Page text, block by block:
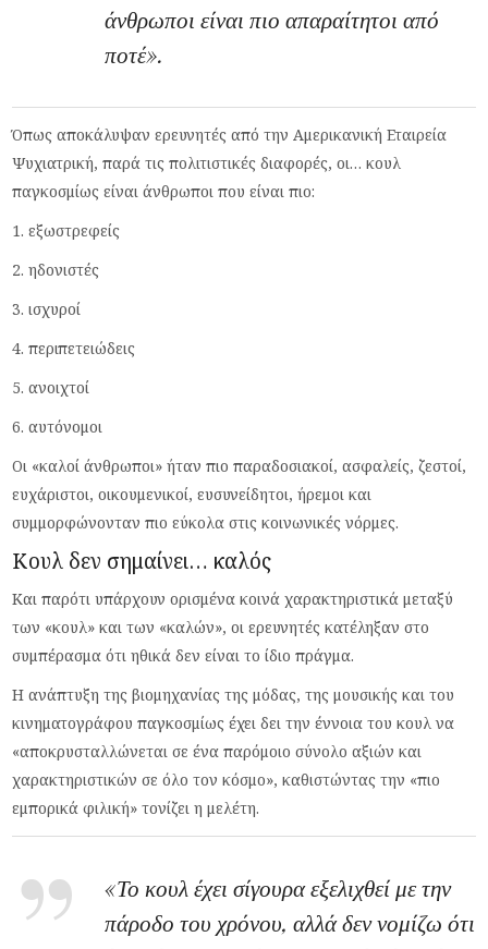
άνθρωποι είναι πιο απαραίτητοι από
ποτέ».
Όπως αποκάλυψαν ερευνητές από την Αμερικανική Εταιρεία
Ψυχιατρική, παρά τις πολιτιστικές διαφορές, οι… κουλ
παγκοσμίως είναι άνθρωποι που είναι πιο:
1. εξωστρεφείς
2. ηδονιστές
3. ισχυροί
4. περιπετειώδεις
5. ανοιχτοί
6. αυτόνομοι
Οι «καλοί άνθρωποι» ήταν πιο παραδοσιακοί, ασφαλείς, ζεστοί,
ευχάριστοι, οικουμενικοί, ευσυνείδητοι, ήρεμοι και
συμμορφώνονταν πιο εύκολα στις κοινωνικές νόρμες.
Κουλ δεν σημαίνει… καλός
Και παρότι υπάρχουν ορισμένα κοινά χαρακτηριστικά μεταξύ
των «κουλ» και των «καλών», οι ερευνητές κατέληξαν στο
συμπέρασμα ότι ηθικά δεν είναι το ίδιο πράγμα.
Η ανάπτυξη της βιομηχανίας της μόδας, της μουσικής και του
κινηματογράφου παγκοσμίως έχει δει την έννοια του κουλ να
«αποκρυσταλλώνεται σε ένα παρόμοιο σύνολο αξιών και
χαρακτηριστικών σε όλο τον κόσμο», καθιστώντας την «πιο
εμπορικά φιλική» τονίζει η μελέτη.
«Το κουλ έχει σίγουρα εξελιχθεί με την
πάροδο του χρόνου, αλλά δεν νομίζω ότι